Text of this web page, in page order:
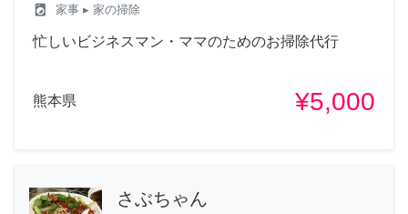
local_laundry_service 家事 ▸ 家の掃除
忙しいビジネスマン・ママのためのお掃除代行
熊本県 ¥5,000
さぶちゃん